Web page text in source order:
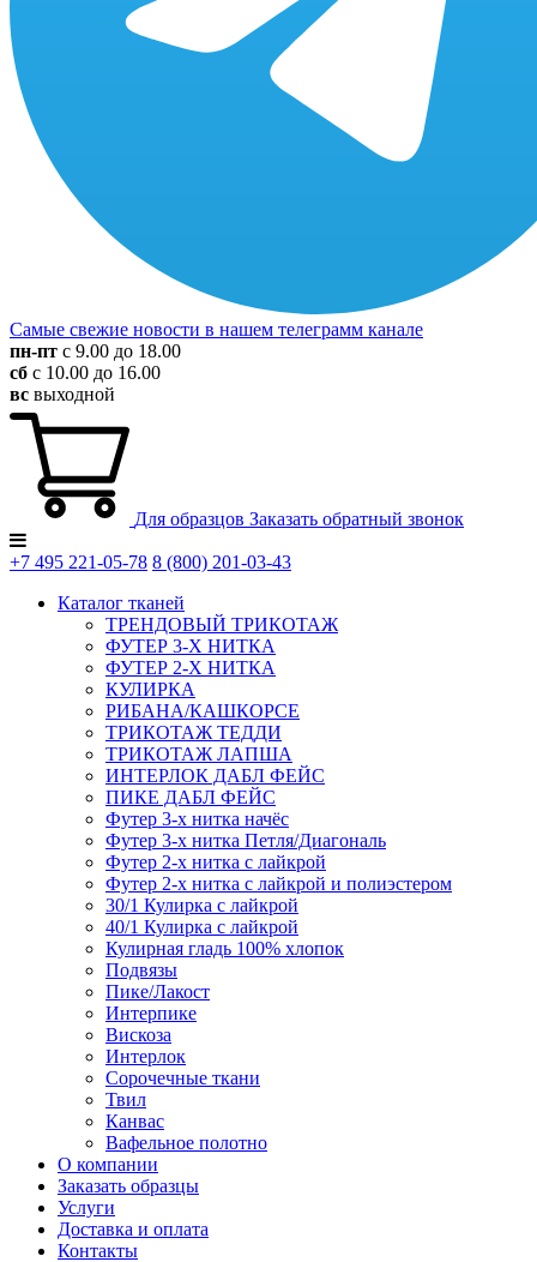
Самые свежие новости в нашем телеграмм канале
пн-пт с 9.00 до 18.00
сб с 10.00 до 16.00
вс выходной
Для образцов Заказать обратный звонок
+7 495 221-05-78 8 (800) 201-03-43
Каталог тканей
ТРЕНДОВЫЙ ТРИКОТАЖ
ФУТЕР 3-Х НИТКА
ФУТЕР 2-Х НИТКА
КУЛИРКА
РИБАНА/КАШКОРСЕ
ТРИКОТАЖ ТЕДДИ
ТРИКОТАЖ ЛАПША
ИНТЕРЛОК ДАБЛ ФЕЙС
ПИКЕ ДАБЛ ФЕЙС
Футер 3-х нитка начёс
Футер 3-х нитка Петля/Диагональ
Футер 2-х нитка с лайкрой
Футер 2-х нитка с лайкрой и полиэстером
30/1 Кулирка с лайкрой
40/1 Кулирка с лайкрой
Кулирная гладь 100% хлопок
Подвязы
Пике/Лакост
Интерпике
Вискоза
Интерлок
Сорочечные ткани
Твил
Канвас
Вафельное полотно
О компании
Заказать образцы
Услуги
Доставка и оплата
Контакты